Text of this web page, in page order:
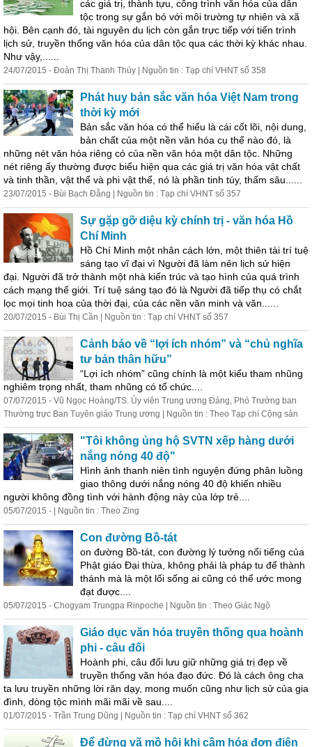
các giá trị, thành tựu, công trình văn hóa của dân
tộc trong sự gắn bó với môi trường tự nhiên và xã
hội. Bên cạnh đó, tài nguyên du lịch còn gắn trực tiếp với tiến trình
lịch sử, truyền thống văn hóa của dân tộc qua các thời kỳ khác nhau.
Như vậy,......
24/07/2015 - Đoàn Thị Thanh Thúy | Nguồn tin : Tạp chí VHNT số 358
Phát huy bản sắc văn hóa Việt Nam trong
thời kỳ mới
Bản sắc văn hóa có thể hiểu là cái cốt lõi, nội dung,
bản chất của một nền văn hóa cụ thể nào đó, là
những nét văn hóa riêng có của nền văn hóa một dân tộc. Những
nét riêng ấy thường được biểu hiện qua các giá trị văn hóa vật chất
và tinh thần, vật thể và phi vật thể, nó là phần tinh túy, thấm sâu......
23/07/2015 - Bùi Bạch Đằng | Nguồn tin : Tạp chí VHNT số 357
Sự gặp gỡ diệu kỳ chính trị - văn hóa Hồ
Chí Minh
Hồ Chí Minh một nhân cách lớn, một thiên tài trí tuệ
sáng tạo vĩ đại vì Người đã làm nên lịch sử hiện
đại. Người đã trở thành một nhà kiến trúc và tạo hình của quá trình
cách mạng thế giới. Trí tuệ sáng tạo đó là Người đã tiếp thụ có chắt
lọc mọi tinh hoa của thời đại, của các nền văn minh và văn......
20/07/2015 - Bùi Thị Cần | Nguồn tin : Tạp chí VHNT số 357
Cảnh báo về “lợi ích nhóm” và “chủ nghĩa
tư bản thân hữu”
“Lợi ích nhóm” cũng chính là một kiểu tham nhũng
nghiêm trọng nhất, tham nhũng có tổ chức....
07/07/2015 - Vũ Ngọc Hoàng/TS. Ủy viên Trung ương Đảng, Phó Trưởng ban
Thường trực Ban Tuyên giáo Trung ương | Nguồn tin : Theo Tạp chí Cộng sản
"Tôi không ủng hộ SVTN xếp hàng dưới
nắng nóng 40 độ"
Hình ảnh thanh niên tình nguyện đứng phân luồng
giao thông dưới nắng nóng 40 độ khiến nhiều
người không đồng tình với hành động này của lớp trẻ....
05/07/2015 - | Nguồn tin : Theo Zing
Con đường Bồ-tát
on đường Bồ-tát, con đường lý tưởng nổi tiếng của
Phật giáo Đại thừa, không phải là pháp tu để thành
thánh mà là một lối sống ai cũng có thể ước mong
đạt được....
05/07/2015 - Chogyam Trungpa Rinpoche | Nguồn tin : Theo Giác Ngộ
Giáo dục văn hóa truyền thống qua hoành
phi - câu đối
Hoành phi, câu đối lưu giữ những giá trị đẹp về
truyền thống văn hóa đạo đức. Đó là cách ông cha
ta lưu truyền những lời răn dạy, mong muốn cũng như lịch sử của gia
đình, dòng tộc mình mãi mãi về sau....
01/07/2015 - Trần Trung Dũng | Nguồn tin : Tạp chí VHNT số 362
Để đừng vã mồ hôi khi cầm hóa đơn điện